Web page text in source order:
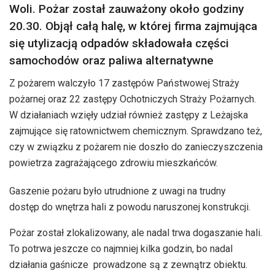
Woli. Pożar został zauważony około godziny
20.30. Objął całą halę, w której firma zajmująca
się utylizacją odpadów składowała części
samochodów oraz paliwa alternatywne
Z pożarem walczyło 17 zastępów Państwowej Straży
pożarnej oraz 22 zastępy Ochotniczych Straży Pożarnych.
W działaniach wzięły udział również zastępy z Leżajska
zajmujące się ratownictwem chemicznym. Sprawdzano też,
czy w związku z pożarem nie doszło do zanieczyszczenia
powietrza zagrażającego zdrowiu mieszkańców.
Gaszenie pożaru było utrudnione z uwagi na trudny
dostęp do wnętrza hali z powodu naruszonej konstrukcji.
Pożar został zlokalizowany, ale nadal trwa dogaszanie hali.
To potrwa jeszcze co najmniej kilka godzin, bo nadal
działania gaśnicze prowadzone są z zewnątrz obiektu.